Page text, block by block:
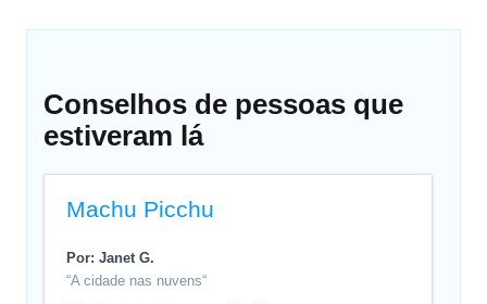
Conselhos de pessoas que
estiveram lá
Machu Picchu
Por: Janet G.
“A cidade nas nuvens“